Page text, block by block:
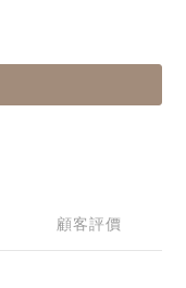
顧客評價